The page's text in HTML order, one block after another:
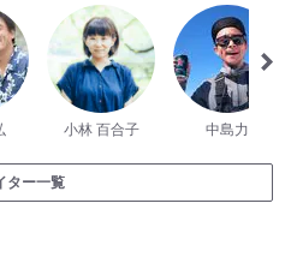
小林 百合子 中島力
ター一覧